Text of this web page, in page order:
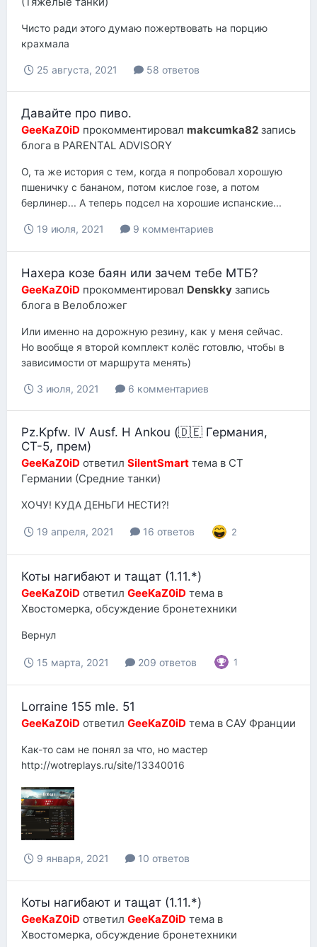
Чисто ради этого думаю пожертвовать на порцию
крахмала
25 августа, 2021 58 ответов
Давайте про пиво.
GeeKaZ0iD прокомментировал makcumka82 запись
блога в PARENTAL ADVISORY
О, та же история с тем, когда я попробовал хорошую
пшеничку с бананом, потом кислое гозе, а потом
берлинер... А теперь подсел на хорошие испанские...
19 июля, 2021 9 комментариев
Нахера козе баян или зачем тебе МТБ?
GeeKaZ0iD прокомментировал Denskky запись
блога в Велобложег
Или именно на дорожную резину, как у меня сейчас.
Но вообще я второй комплект колёс готовлю, чтобы в
зависимости от маршрута менять)
3 июля, 2021 6 комментариев
Pz.Kpfw. IV Ausf. H Ankou (🇩🇪 Германия,
СТ-5, прем)
GeeKaZ0iD ответил SilentSmart тема в СТ
Германии (Средние танки)
ХОЧУ! КУДА ДЕНЬГИ НЕСТИ?!
19 апреля, 2021 16 ответов 2
Коты нагибают и тащат (1.11.*)
GeeKaZ0iD ответил GeeKaZ0iD тема в
Хвостомерка, обсуждение бронетехники
Вернул
15 марта, 2021 209 ответов 1
Lorraine 155 mle. 51
GeeKaZ0iD ответил GeeKaZ0iD тема в САУ Франции
Как-то сам не понял за что, но мастер
http://wotreplays.ru/site/13340016
9 января, 2021 10 ответов
Коты нагибают и тащат (1.11.*)
GeeKaZ0iD ответил GeeKaZ0iD тема в
Хвостомерка, обсуждение бронетехники